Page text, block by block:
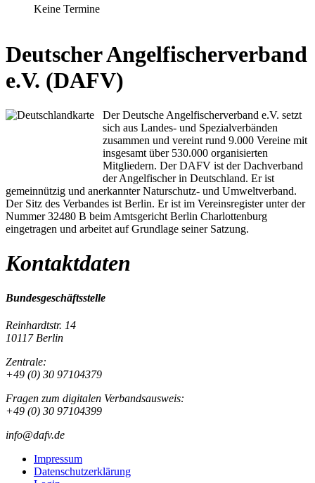
Keine Termine
Deutscher Angelfischerverband
e.V. (DAFV)
Der Deutsche Angelfischerverband e.V. setzt
sich aus Landes- und Spezialverbänden
zusammen und vereint rund 9.000 Vereine mit
insgesamt über 530.000 organisierten
Mitgliedern. Der DAFV ist der Dachverband
der Angelfischer in Deutschland. Er ist
gemeinnützig und anerkannter Naturschutz- und Umweltverband.
Der Sitz des Verbandes ist Berlin. Er ist im Vereinsregister unter der
Nummer 32480 B beim Amtsgericht Berlin Charlottenburg
eingetragen und arbeitet auf Grundlage seiner Satzung.
Kontaktdaten
Bundesgeschäftsstelle
Reinhardtstr. 14
10117 Berlin
Zentrale:
+49 (0) 30 97104379
Fragen zum digitalen Verbandsausweis:
+49 (0) 30 97104399
info@dafv.de
Impressum
Datenschutzerklärung